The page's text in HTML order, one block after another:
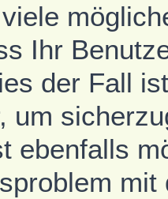
Ihr
der Fall
um
ebenfalls